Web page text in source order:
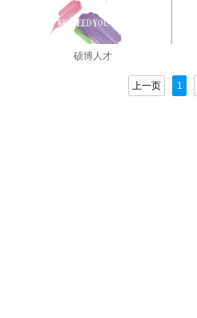
硕博人才
上一页 1